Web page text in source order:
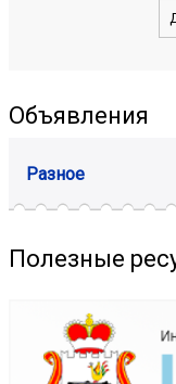
Объявления
Разное
Полезные